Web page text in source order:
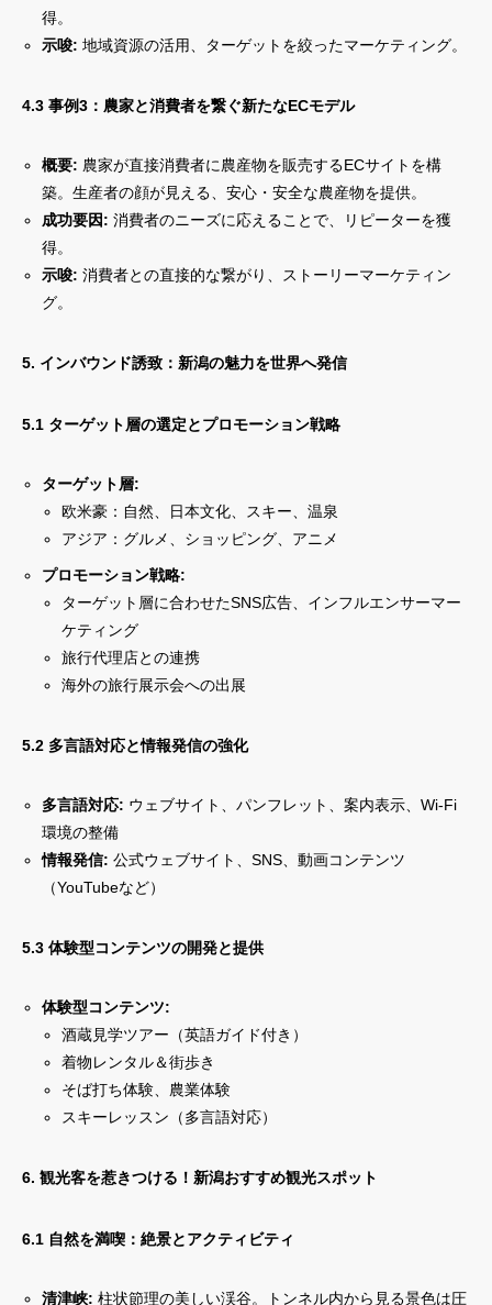
得。
示唆: 地域資源の活用、ターゲットを絞ったマーケティング。
4.3 事例3：農家と消費者を繋ぐ新たなECモデル
概要: 農家が直接消費者に農産物を販売するECサイトを構
築。生産者の顔が見える、安心・安全な農産物を提供。
成功要因: 消費者のニーズに応えることで、リピーターを獲
得。
示唆: 消費者との直接的な繋がり、ストーリーマーケティン
グ。
5. インバウンド誘致：新潟の魅力を世界へ発信
5.1 ターゲット層の選定とプロモーション戦略
ターゲット層:
欧米豪：自然、日本文化、スキー、温泉
アジア：グルメ、ショッピング、アニメ
プロモーション戦略:
ターゲット層に合わせたSNS広告、インフルエンサーマー
ケティング
旅行代理店との連携
海外の旅行展示会への出展
5.2 多言語対応と情報発信の強化
多言語対応: ウェブサイト、パンフレット、案内表示、Wi-Fi
環境の整備
情報発信: 公式ウェブサイト、SNS、動画コンテンツ
（YouTubeなど）
5.3 体験型コンテンツの開発と提供
体験型コンテンツ:
酒蔵見学ツアー（英語ガイド付き）
着物レンタル＆街歩き
そば打ち体験、農業体験
スキーレッスン（多言語対応）
6. 観光客を惹きつける！新潟おすすめ観光スポット
6.1 自然を満喫：絶景とアクティビティ
清津峡: 柱状節理の美しい渓谷。トンネル内から見る景色は圧